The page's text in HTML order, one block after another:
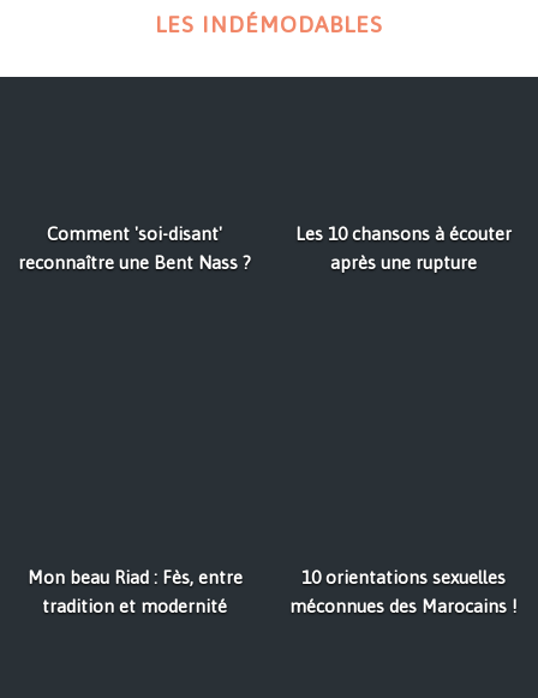
LES INDÉMODABLES
Comment 'soi-disant'
reconnaître une Bent Nass ?
Les 10 chansons à écouter
après une rupture
Mon beau Riad : Fès, entre
tradition et modernité
10 orientations sexuelles
méconnues des Marocains !